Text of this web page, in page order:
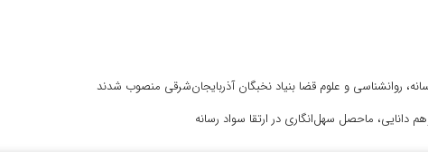
روانشناسی و علوم قضا بنیاد نخبگان آذربایجان‌شرقی منصوب شدند
دانایی، ماحصل سهل‌انگاری در ارتقا سواد رسانه